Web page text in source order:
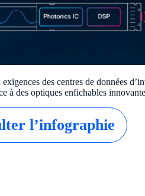
des centres de données
à des optiques enfichables
l’infographie